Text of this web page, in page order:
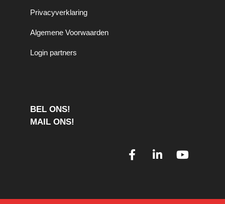
Privacyverklaring
Algemene Voorwaarden
Login partners
BEL ONS!
MAIL ONS!